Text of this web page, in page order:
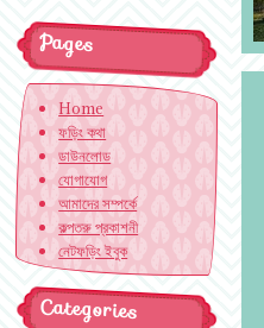
Pages
Home
ফড়িং কথা
ডাউনলোড
যোগাযোগ
আমাদের সম্পর্কে
কল্পতরু প্রকাশনী
নেটফড়িং ইবুক
Categories